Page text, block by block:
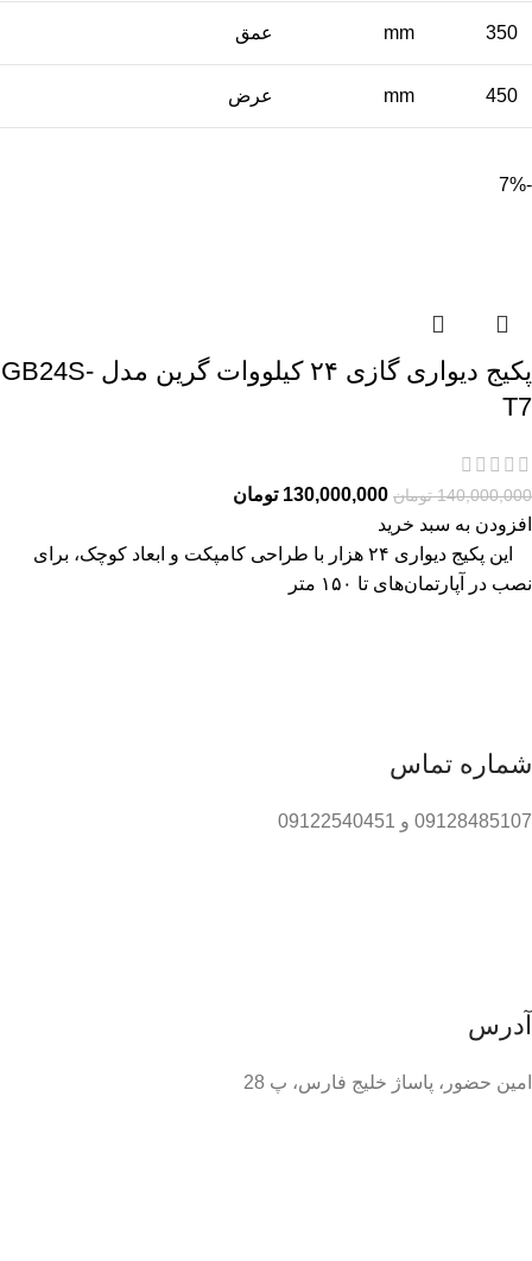
350
mm عمق
450
mm عرض
-7%
پکیج دیواری گازی ۲۴ کیلووات گرین مدل GB24S-
T7
140,000,000 تومان 130,000,000 تومان
افزودن به سبد خرید
این پکیج دیواری ۲۴ هزار با طراحی کامپکت و ابعاد کوچک، برای
نصب در آپارتمان‌های تا ۱۵۰ متر
شماره تماس
09128485107 و 09122540451
آدرس
امین حضور، پاساژ خلیج فارس، پ 28